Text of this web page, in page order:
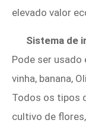
elevado valor
Sistema de
Pode ser
vinha, banana,
Todos os tipos
cultivo de flores,